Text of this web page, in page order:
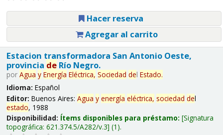
Hacer reserva
Agregar al carrito
Estacion transformadora San Antonio Oeste,
provincia deRío Negro.
por Agua y Energía Eléctrica, Sociedad del Estado.
Idioma: Español
Editor: Buenos Aires: Agua y energía eléctrica, sociedad del
estado, 1988
Disponibilidad: Ítems disponibles para préstamo: Signatura
topográfica: 621.374.5/A282/v.3 (1).